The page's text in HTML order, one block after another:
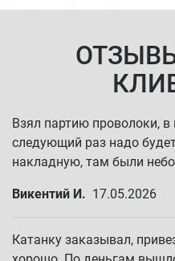
Взял партию проволоки,
следующий раз надо
накладную, там были
Викентий И. 17.05.2026
Катанку заказывал,